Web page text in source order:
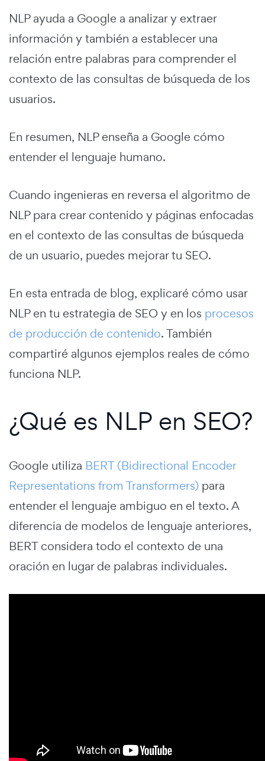
NLP ayuda a Google a analizar y extraer
información y también a establecer una
relación entre palabras para comprender el
contexto de las consultas de búsqueda de los
usuarios.
En resumen, NLP enseña a Google cómo
entender el lenguaje humano.
Cuando ingenieras en reversa el algoritmo de
NLP para crear contenido y páginas enfocadas
en el contexto de las consultas de búsqueda
de un usuario, puedes mejorar tu SEO.
En esta entrada de blog, explicaré cómo usar
NLP en tu estrategia de SEO y en los procesos
de producción de contenido. También
compartiré algunos ejemplos reales de cómo
funciona NLP.
¿Qué es NLP en SEO?
Google utiliza BERT (Bidirectional Encoder
Representations from Transformers) para
entender el lenguaje ambiguo en el texto. A
diferencia de modelos de lenguaje anteriores,
BERT considera todo el contexto de una
oración en lugar de palabras individuales.